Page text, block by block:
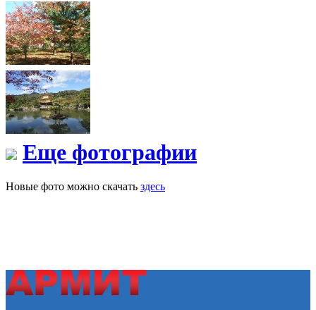
Еще фотографии
Новые фото можно скачать здесь